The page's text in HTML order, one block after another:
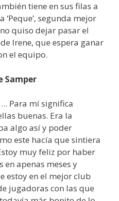
tiene en sus filas a
‘Peque’, segunda mejor
quiso dejar pasar el
Irene, que espera ganar
el equipo.
Samper
Para mí significa
buenas. Era la
algo así y poder
este hacía que sintiera
muy feliz por haber
apenas meses y
estoy en el mejor club
jugadoras con las que